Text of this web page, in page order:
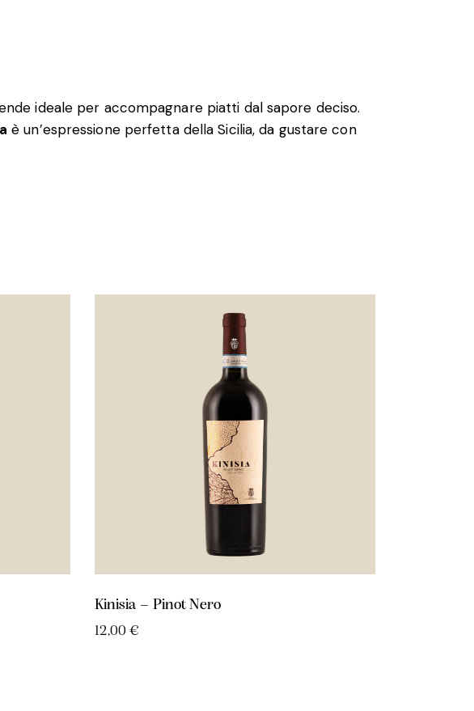
ideale per accompagnare piatti dal sapore deciso.
è un’espressione perfetta della Sicilia, da gustare con
Kinisia – Pinot Nero
12,00 €